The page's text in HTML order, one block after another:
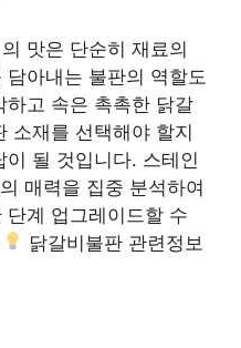
맛은 단순히 재료의
아내는 불판의 역할도
하고 속은 촉촉한 닭갈
소재를 선택해야 할지
될 것입니다. 스테인
매력을 집중 분석하여
계 업그레이드할 수
닭갈비불판 관련정보